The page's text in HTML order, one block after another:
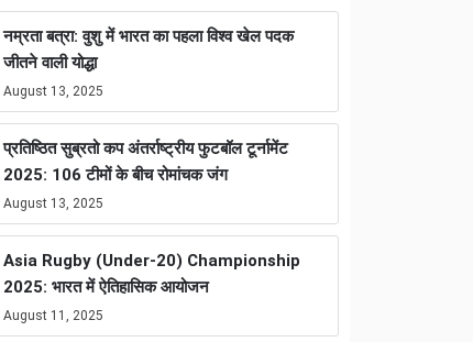
नम्रता बत्रा: वुशु में भारत का पहला विश्व खेल पदक
जीतने वाली योद्धा
August 13, 2025
प्रतिष्ठित सुब्रतो कप अंतर्राष्ट्रीय फुटबॉल टूर्नामेंट
2025: 106 टीमों के बीच रोमांचक जंग
August 13, 2025
Asia Rugby (Under-20) Championship
2025: भारत में ऐतिहासिक आयोजन
August 11, 2025